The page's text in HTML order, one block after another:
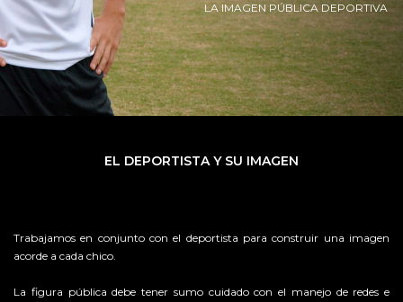
LA IMAGEN PÚBLICA DEPORTIVA
EL DEPORTISTA Y SU IMAGEN
Trabajamos en conjunto con el deportista para construir una imagen
acorde a cada chico.
La figura pública debe tener sumo cuidado con el manejo de redes e